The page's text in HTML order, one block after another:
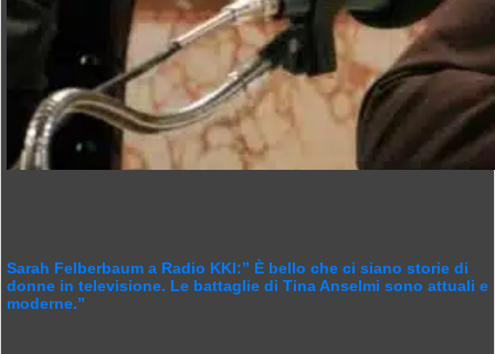
Sarah Felberbaum a Radio KKI:” È bello che ci siano storie di
donne in televisione. Le battaglie di Tina Anselmi sono attuali e
moderne.”